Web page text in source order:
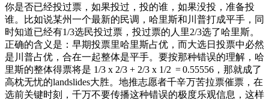
你是否已经投过票，如果投过，投的谁，如果没投，准备投
谁。比如说某州一个最新的民调，哈里斯和川普打成平手，同
时知道已经有1/3选民投过票，投过票的人里2/3选了哈里斯。
正确的含义是：早期投票里哈里斯占优，而大选日投票中必然
是川普占优，合在一起整体是平手。要按那种错误的理解，哈
里斯的整体得票将是 1/3 x 2/3 + 2/3 x 1/2 ‎ = 0.55556，那就成了
高枕无忧的landslides大胜。地推志愿者千辛万苦拉票催票，在
选前关键时刻，千万不要传播这种错误的极度乐观信息，这样